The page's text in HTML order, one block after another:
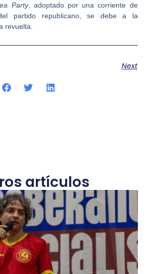
Party, adoptado por una corriente de
partido republicano, se debe a la
revuelta.
Next
artículos